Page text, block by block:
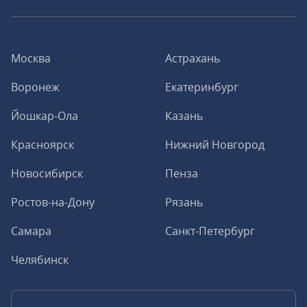
Москва
Астрахань
Воронеж
Екатеринбург
Йошкар-Ола
Казань
Красноярск
Нижний Новгород
Новосибирск
Пенза
Ростов-на-Дону
Рязань
Самара
Санкт-Петербург
Челябинск